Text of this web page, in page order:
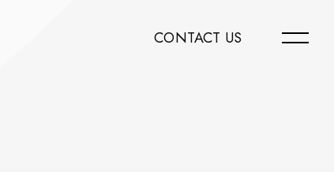
CONTACT US